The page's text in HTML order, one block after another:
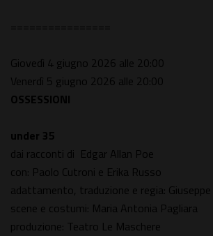
================
Giovedì 4 giugno 2026 alle 20:00
Venerdì 5 giugno 2026 alle 20:00
OSSESSIONI
under 35
dai racconti di Edgar Allan Poe
con: Paolo Cutroni e Erika Russo
adattamento, traduzione e regia:
scene e costumi: Maria Antonia Pagliara
produzione: Teatro Le Maschere